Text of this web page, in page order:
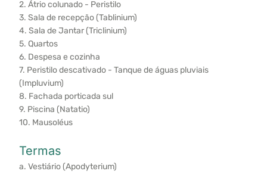
2. Átrio colunado - Peristilo
3. Sala de recepção (Tablinium)
4. Sala de Jantar (Triclinium)
5. Quartos
6. Despesa e cozinha
7. Peristilo descativado - Tanque de águas pluviais
(Impluvium)
8. Fachada porticada sul
9. Piscina (Natatio)
10. Mausoléus
Termas
a. Vestiário (Apodyterium)